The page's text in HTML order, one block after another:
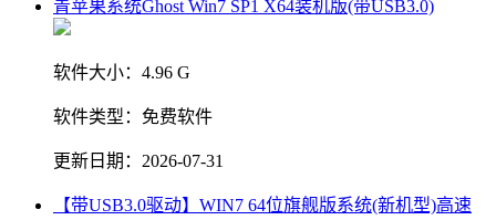
青苹果系统Ghost Win7 SP1 X64装机版(带USB3.0)
软件大小： 4.96 G
软件类型： 免费软件
更新日期： 2026-07-31
【带USB3.0驱动】WIN7 64位旗舰版系统(新机型)高速